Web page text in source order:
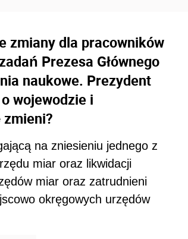
zmiany dla pracowników
Prezesa Głównego
naukowe. Prezydent
wojewodzie i
na zniesieniu jednego z
miar oraz likwidacji
miar oraz zatrudnieni
okręgowych urzędów